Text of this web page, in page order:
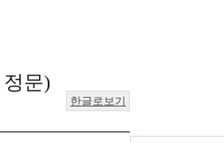
문)
한글로보기